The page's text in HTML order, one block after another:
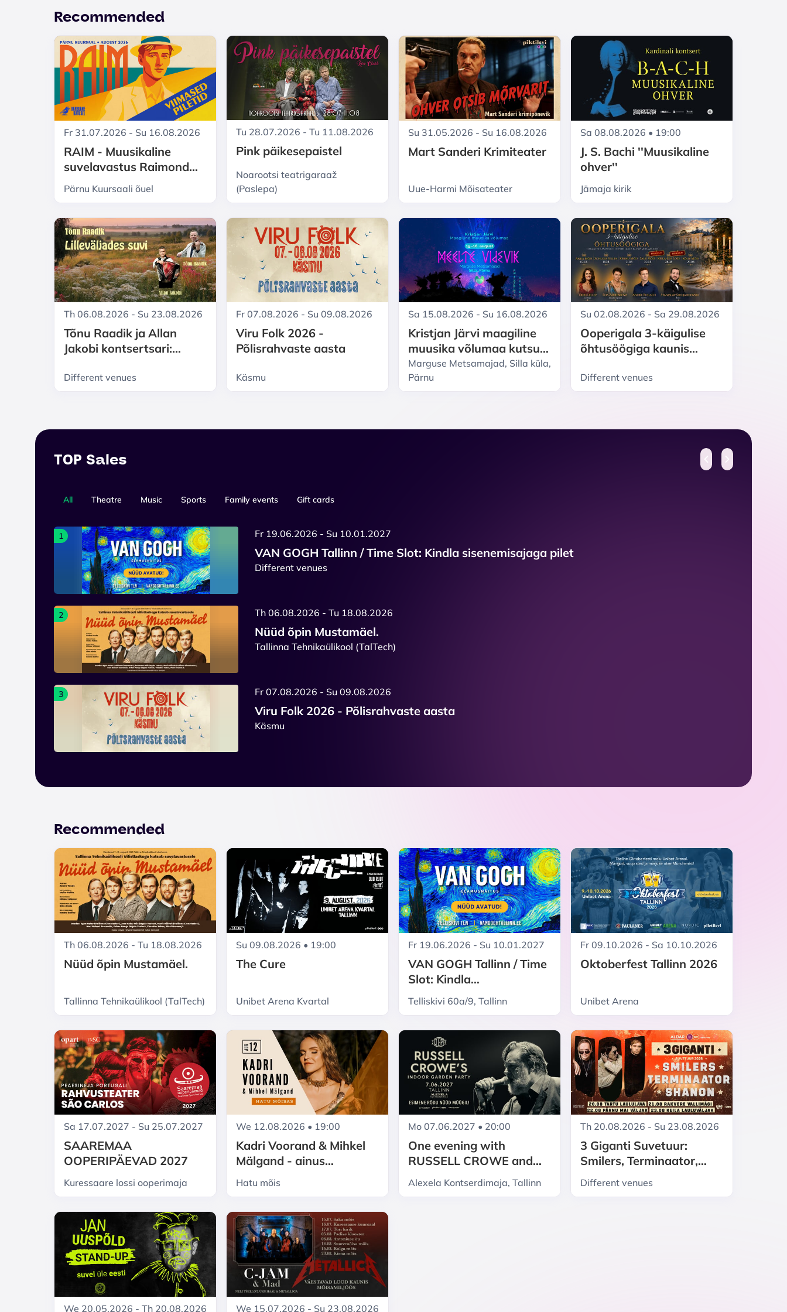
Recommended
Fr 31.07.2026 - Su 16.08.2026
RAIM - Muusikaline
suvelavastus Raimond
Valgrest
Pärnu Kuursaali õuel
Tu 28.07.2026 - Tu 11.08.2026
Pink päikesepaistel
Noarootsi teatrigaraaž
(Paslepa)
Su 31.05.2026 - Su 16.08.2026
Mart Sanderi Krimiteater
Uue-Harmi Mõisateater
Sa 08.08.2026 • 19:00
J. S. Bachi ''Muusikaline
ohver''
Jämaja kirik
Th 06.08.2026 - Su 23.08.2026
Tõnu Raadik ja Allan
Jakobi kontsertsari:
Different venues
Fr 07.08.2026 - Su 09.08.2026
Viru Folk 2026 -
Põlisrahvaste aasta
Käsmu
Sa 15.08.2026 - Su 16.08.2026
Kristjan Järvi maagiline
muusika võlumaa kutsub
sind - MEELTE VIDEVIK
2026. TWILIGHT SENSES
Marguse Metsamajad, Silla küla,
Pärnu
Su 02.08.2026 - Sa 29.08.2026
Ooperigala 3-käigulise
õhtusöögiga kaunis
Eda Zahharova. Andre
Bogach. Stanislav
Different venues
TOP Sales
All Theatre Music Sports Family events Gift cards
1 Fr 19.06.2026 - Su 10.01.2027
VAN GOGH Tallinn / Time Slot: Kindla sisenemisajaga pilet
Different venues
2 Th 06.08.2026 - Tu 18.08.2026
Nüüd õpin Mustamäel.
Tallinna Tehnikaülikool (TalTech)
3 Fr 07.08.2026 - Su 09.08.2026
Viru Folk 2026 - Põlisrahvaste aasta
Käsmu
Recommended
Th 06.08.2026 - Tu 18.08.2026
Nüüd õpin Mustamäel.
Tallinna Tehnikaülikool (TalTech)
Su 09.08.2026 • 19:00
The Cure
Unibet Arena Kvartal
Fr 19.06.2026 - Su 10.01.2027
VAN GOGH Tallinn / Time
Slot: Kindla
sisenemisajaga pilet
Telliskivi 60a/9, Tallinn
Fr 09.10.2026 - Sa 10.10.2026
Oktoberfest Tallinn 2026
Unibet Arena
Sa 17.07.2027 - Su 25.07.2027
SAAREMAA
OOPERIPÄEVAD 2027
Kuressaare lossi ooperimaja
We 12.08.2026 • 19:00
Kadri Voorand & Mihkel
Mälgand - ainus
suvekonsert Hatu
Hatu mõis
Mo 07.06.2027 • 20:00
One evening with
RUSSELL CROWE and
band ''Indoor Garden
Party''
Alexela Kontserdimaja, Tallinn
Th 20.08.2026 - Su 23.08.2026
3 Giganti Suvetuur:
Smilers, Terminaator,
Shanon
Different venues
We 20.05.2026 - Th 20.08.2026 We 15.07.2026 - Su 23.08.2026